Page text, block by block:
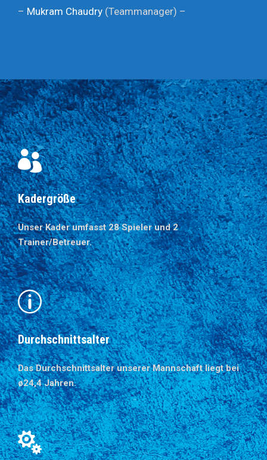
– Mukram Chaudry (Teammanager) –
Kadergröße
Unser Kader umfasst 28 Spieler und 2
Trainer/Betreuer.
Durchschnittsalter
Das Durchschnittsalter unserer Mannschaft liegt bei
ø24,4 Jahren.